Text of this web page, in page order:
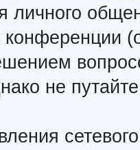
личного
конференции
не